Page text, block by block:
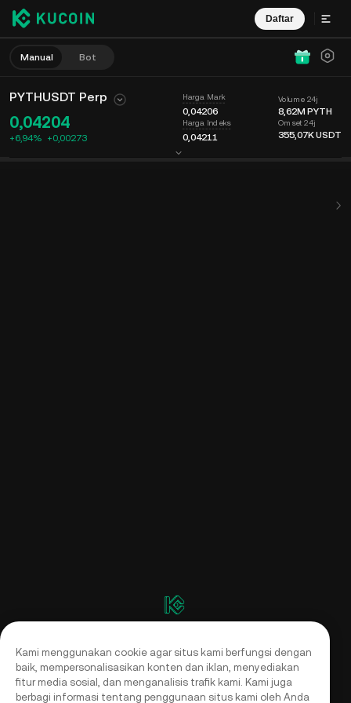
Daftar
Manual Bot
PYTHUSDT Perp
0,04204
+6,94% +0,00273
Harga Mark
0,04206
Harga Indeks
0,04211
Volume 24j
8,62M PYTH
Omset 24j
355,07KUSDT
Kedalaman Pasar
Kami menggunakan cookie agar situs kami berfungsi dengan
baik, mempersonalisasikan konten dan iklan, menyediakan
fitur media sosial, dan menganalisis trafik kami. Kami juga
berbagi informasi tentang penggunaan situs kami oleh Anda